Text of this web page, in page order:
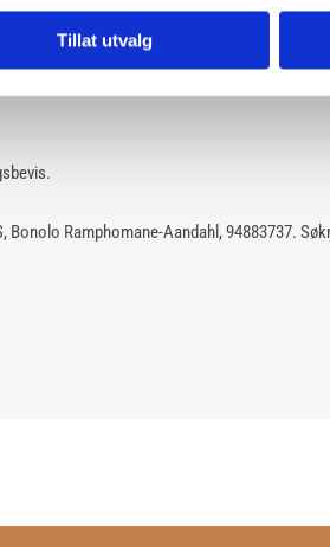
Tillat utvalg
Ramphomane-Aandahl, 94883737.